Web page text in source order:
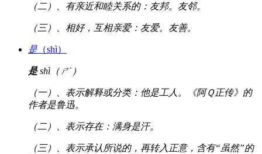
（二）、有亲近和睦关系的：友邦。友邻。
（三）、相好，互相亲爱：友爱。友善。
是 （shì）
是shì（ㄕˋ）
（一）、表示解释或分类：他是工人。《阿Ｑ正传》的
作者是鲁迅。
（二）、表示存在：满身是汗。
（三）、表示承认所说的，再转入正意，含有“虽然”的